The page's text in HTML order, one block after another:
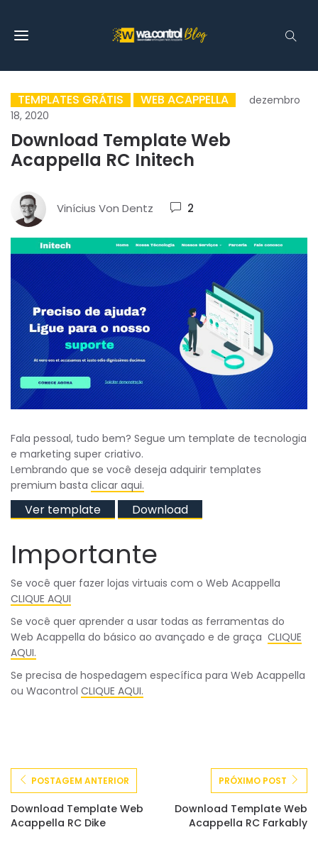
TEMPLATES GRÁTIS WEB ACAPPELLA
dezembro
18, 2020
Download Template Web
Acappella RC Initech
Vinícius Von Dentz 2
Fala pessoal, tudo bem? Segue um template de tecnologia
e marketing super criativo.
Lembrando que se você deseja adquirir templates
premium basta clicar aqui.
Ver template Download
Importante
Se você quer fazer lojas virtuais com o Web Acappella
CLIQUE AQUI
Se você quer aprender a usar todas as ferramentas do
Web Acappella do básico ao avançado e de graça CLIQUE
AQUI.
Se precisa de hospedagem específica para Web Acappella
ou Wacontrol CLIQUE AQUI.
POSTAGEM ANTERIOR
Download Template Web
Acappella RC Dike
PRÓXIMO POST
Download Template Web
Acappella RC Farkably